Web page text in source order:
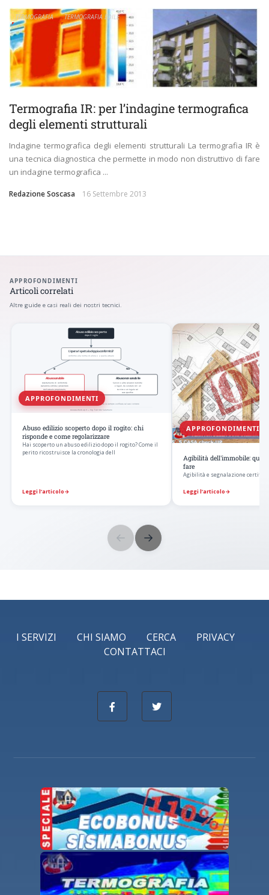
TERMOGRAFIA TERMOGRAFIA EDILE
Termografia IR: per l’indagine termografica
degli elementi strutturali
Indagine termografica degli elementi strutturali La termografia IR è
una tecnica diagnostica che permette in modo non distruttivo di fare
un indagine termografica ...
Redazione Soscasa 16 Settembre 2013
APPROFONDIMENTI
Articoli correlati
Altre guide e casi reali dei nostri tecnici.
APPROFONDIMENTI
Abuso edilizio scoperto dopo il rogito: chi
risponde e come regolarizzare
Hai scoperto un abuso edilizio dopo il rogito? Come il
perito ricostruisce la cronologia dell
Leggi l’articolo→
APPROFONDIMENTI
Agibilità dell'immobile:
fare
Agibilità e segnalazione
Leggi l’articolo→
← →
I SERVIZI CHI SIAMO CERCA
PRIVACY
CONTATTACI